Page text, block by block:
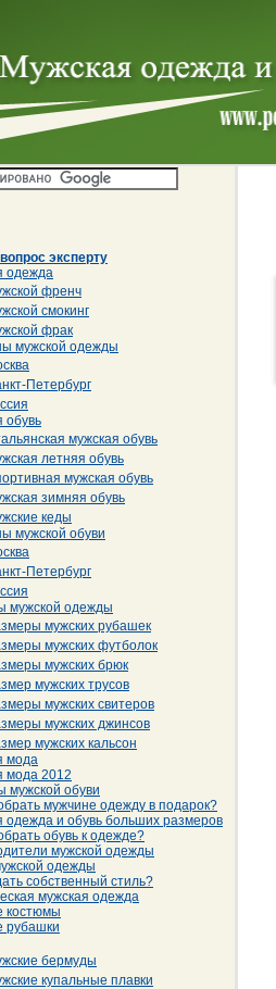
эксперту
одежда
френч
смокинг
фрак
мужской одежды
Петербург
обувь
мужская обувь
летняя обувь
мужская обувь
зимняя обувь
кеды
мужской обуви
Петербург
мужской одежды
мужских рубашек
мужских футболок
мужских брюк
мужских трусов
мужских свитеров
мужских джинсов
мужских кальсон
мода
мода 2012
мужской обуви
мужчине одежду в подарок?
одежда и обувь больших размеров
обувь к одежде?
мужской одежды
одежды
собственный стиль?
мужская одежда
костюмы
рубашки
бермуды
купальные плавки